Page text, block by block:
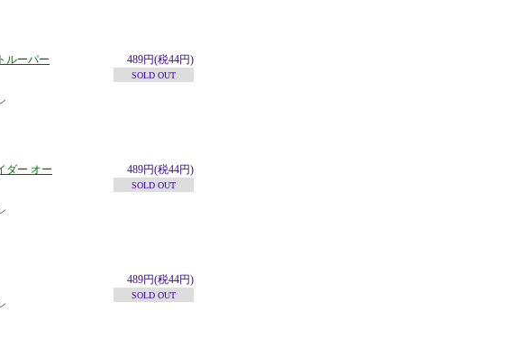
489円(税44円)
SOLD OUT
ルーパー
489円(税44円)
SOLD OUT
ダー オー
489円(税44円)
SOLD OUT